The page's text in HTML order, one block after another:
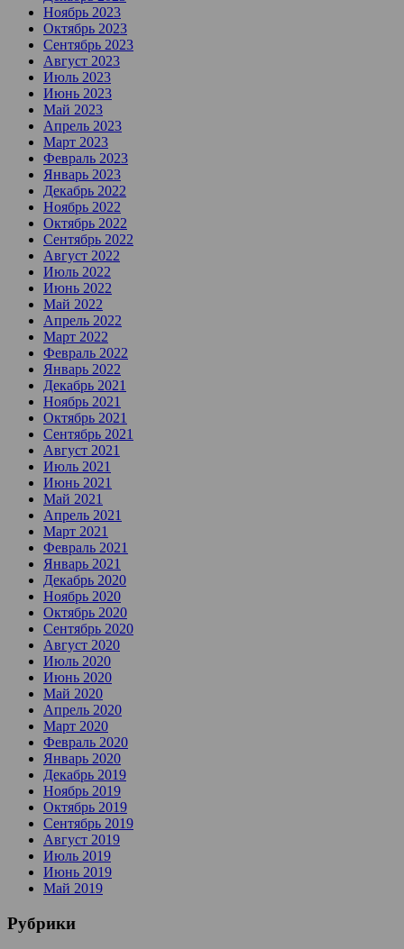
Ноябрь 2023
Октябрь 2023
Сентябрь 2023
Август 2023
Июль 2023
Июнь 2023
Май 2023
Апрель 2023
Март 2023
Февраль 2023
Январь 2023
Декабрь 2022
Ноябрь 2022
Октябрь 2022
Сентябрь 2022
Август 2022
Июль 2022
Июнь 2022
Май 2022
Апрель 2022
Март 2022
Февраль 2022
Январь 2022
Декабрь 2021
Ноябрь 2021
Октябрь 2021
Сентябрь 2021
Август 2021
Июль 2021
Июнь 2021
Май 2021
Апрель 2021
Март 2021
Февраль 2021
Январь 2021
Декабрь 2020
Ноябрь 2020
Октябрь 2020
Сентябрь 2020
Август 2020
Июль 2020
Июнь 2020
Май 2020
Апрель 2020
Март 2020
Февраль 2020
Январь 2020
Декабрь 2019
Ноябрь 2019
Октябрь 2019
Сентябрь 2019
Август 2019
Июль 2019
Июнь 2019
Май 2019
Рубрики